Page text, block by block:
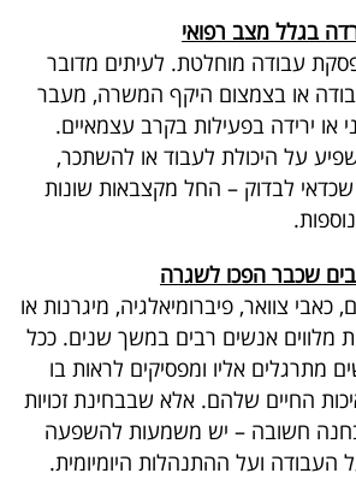
עבודה מוחלטת. לעיתים מדובר
או בצמצום היקף המשרה, מעבר
או ירידה בפעילות בקרב עצמאיים.
על היכולת לעבוד או להשתכר,
שכדאי לבדוק – החל מקצבאות שונות
.
כאבי צוואר, פיברומיאלגיה, מיגרנות או
מלווים אנשים רבים במשך שנים. ככל
אליו ומפסיקים לראות בו
החיים שלהם. אלא שבבחינת זכויות
חשובה – יש משמעות להשפעה
ועל ההתנהלות היומיומית.